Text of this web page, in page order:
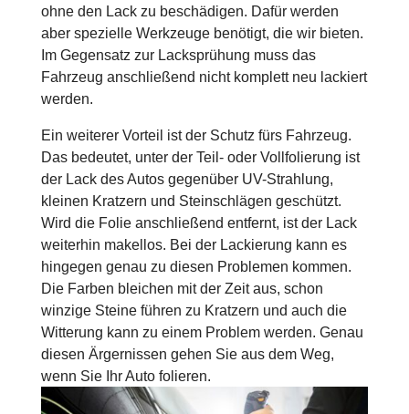
ohne den Lack zu beschädigen. Dafür werden
aber spezielle Werkzeuge benötigt, die wir bieten.
Im Gegensatz zur Lacksprühung muss das
Fahrzeug anschließend nicht komplett neu lackiert
werden.
Ein weiterer Vorteil ist der Schutz fürs Fahrzeug.
Das bedeutet, unter der Teil- oder Vollfolierung ist
der Lack des Autos gegenüber UV-Strahlung,
kleinen Kratzern und Steinschlägen geschützt.
Wird die Folie anschließend entfernt, ist der Lack
weiterhin makellos. Bei der Lackierung kann es
hingegen genau zu diesen Problemen kommen.
Die Farben bleichen mit der Zeit aus, schon
winzige Steine führen zu Kratzern und auch die
Witterung kann zu einem Problem werden. Genau
diesen Ärgernissen gehen Sie aus dem Weg,
wenn Sie Ihr Auto folieren.